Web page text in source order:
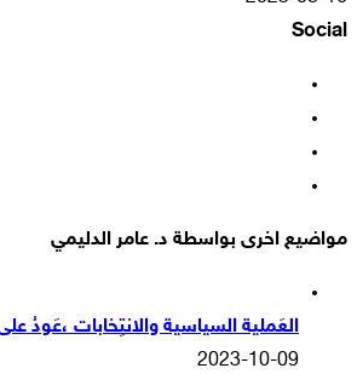
Social
مواضيع اخرى بواسطة د. عامر الدليمي
العَملية السياسية والانتِخابات ،عَودُ
2023-10-09